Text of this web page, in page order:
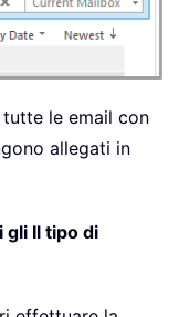
le email con
allegati in
gli Il tipo di